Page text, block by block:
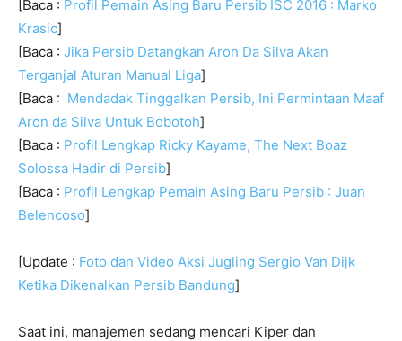
[Baca : Profil Pemain Asing Baru Persib ISC 2016 : Marko
Krasic]
[Baca : Jika Persib Datangkan Aron Da Silva Akan
Terganjal Aturan Manual Liga]
[Baca : Mendadak Tinggalkan Persib, Ini Permintaan Maaf
Aron da Silva Untuk Bobotoh]
[Baca : Profil Lengkap Ricky Kayame, The Next Boaz
Solossa Hadir di Persib]
[Baca : Profil Lengkap Pemain Asing Baru Persib : Juan
Belencoso]
[Update : Foto dan Video Aksi Jugling Sergio Van Dijk
Ketika Dikenalkan Persib Bandung]
Saat ini, manajemen sedang mencari Kiper dan